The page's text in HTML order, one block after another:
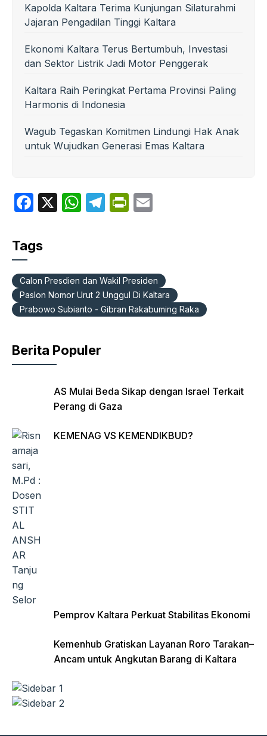
Kapolda Kaltara Terima Kunjungan Silaturahmi
Jajaran Pengadilan Tinggi Kaltara
Ekonomi Kaltara Terus Bertumbuh, Investasi
dan Sektor Listrik Jadi Motor Penggerak
Kaltara Raih Peringkat Pertama Provinsi Paling
Harmonis di Indonesia
Wagub Tegaskan Komitmen Lindungi Hak Anak
untuk Wujudkan Generasi Emas Kaltara
F
c
e
b
o
o
X
W
A
p
p
T
a
m
P
ie
n
dl
Tags
Calon Presdien dan Wakil Presiden
Paslon Nomor Urut 2 Unggul Di Kaltara
Prabowo Subianto - Gibran Rakabuming Raka
Berita Populer
AS Mulai Beda Sikap dengan Israel Terkait
Perang di Gaza
KEMENAG VS KEMENDIKBUD?
Pemprov Kaltara Perkuat Stabilitas Ekonomi
Kemenhub Gratiskan Layanan Roro Tarakan–
Ancam untuk Angkutan Barang di Kaltara